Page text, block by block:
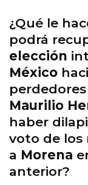
¿Qué le
podrá
elección
México
Maurilio
haber
voto de los
a Morena
anterior?